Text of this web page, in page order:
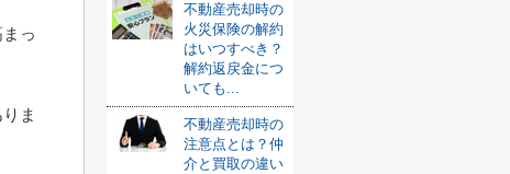
っ
ま
不動産売却時の
火災保険の解約
はいつすべき？
解約返戻金につ
いても...
不動産売却時の
注意点とは？仲
介と買取の違い